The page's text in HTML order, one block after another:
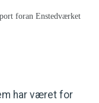
foran Enstedværket
har været for